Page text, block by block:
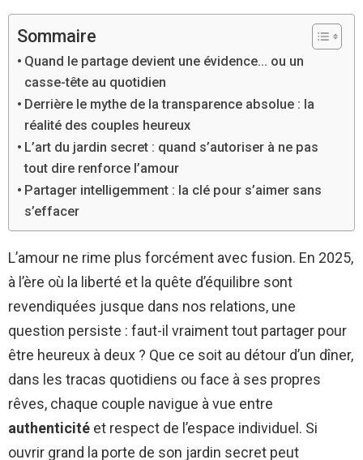
Sommaire
Quand le partage devient une évidence… ou un
casse-tête au quotidien
Derrière le mythe de la transparence absolue : la
réalité des couples heureux
L’art du jardin secret : quand s’autoriser à ne pas
tout dire renforce l’amour
Partager intelligemment : la clé pour s’aimer sans
s’effacer
L’amour ne rime plus forcément avec fusion. En 2025,
à l’ère où la liberté et la quête d’équilibre sont
revendiquées jusque dans nos relations, une
question persiste : faut-il vraiment tout partager pour
être heureux à deux ? Que ce soit au détour d’un dîner,
dans les tracas quotidiens ou face à ses propres
rêves, chaque couple navigue à vue entre
authenticité et respect de l’espace individuel. Si
ouvrir grand la porte de son jardin secret peut